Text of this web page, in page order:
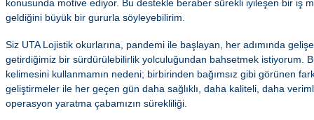
konusunda motive ediyor. Bu destekle beraber sürekli iyileşen bir iş
geldiğini büyük bir gururla söyleyebilirim.
Siz UTA Lojistik okurlarına, pandemi ile başlayan, her adımında
getirdiğimiz bir sürdürülebilirlik yolculuğundan bahsetmek istiyorum.
kelimesini kullanmamın nedeni; birbirinden bağımsız gibi görünen
geliştirmeler ile her geçen gün daha sağlıklı, daha kaliteli, daha
operasyon yaratma çabamızın sürekliliği.